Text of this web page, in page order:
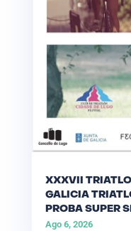
XXXVII
GALICIA
PROBA SUPER
Ago 6, 2026